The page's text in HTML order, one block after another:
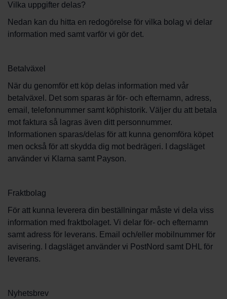
Vilka uppgifter delas?
Nedan kan du hitta en redogörelse för vilka bolag vi delar
information med samt varför vi gör det.
Betalväxel
När du genomför ett köp delas information med vår
betalväxel. Det som sparas är för- och efternamn, adress,
email, telefonnummer samt köphistorik. Väljer du att betala
mot faktura så lagras även ditt personnummer.
Informationen sparas/delas för att kunna genomföra köpet
men också för att skydda dig mot bedrägeri. I dagsläget
använder vi Klarna samt Payson.
Fraktbolag
För att kunna leverera din beställningar måste vi dela viss
information med fraktbolaget. Vi delar för- och efternamn
samt adress för leverans. Email och/eller mobilnummer för
avisering. I dagsläget använder vi PostNord samt DHL för
leverans.
Nyhetsbrev